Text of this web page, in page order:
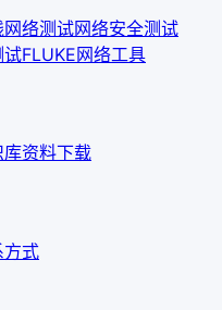
网络测试网络安全测试
试FLUKE网络工具
库资料下载
方式